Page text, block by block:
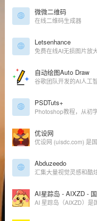
微微二维码
在线二维码生成器
Letsenhance
免费在线AI无损图片放
自动绘图Auto Draw
谷歌团队开发的AI人工
PSDTuts+
Photoshop教程，从初
优设网
Abduzeedo
汇集大量视觉灵感和酷